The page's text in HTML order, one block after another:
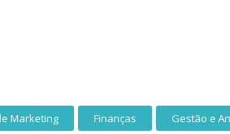
Marketing Finanças Gestão e